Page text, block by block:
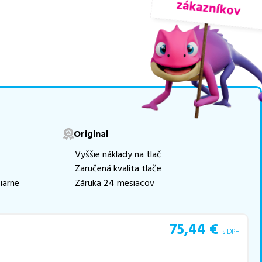
tlač.
naskladňovať
pomohli vybrať toOriginal
Vyššie náklady na tlač
Zaručená kvalita tlače
Záruka 24 mesiacov
75,44 € s DPH